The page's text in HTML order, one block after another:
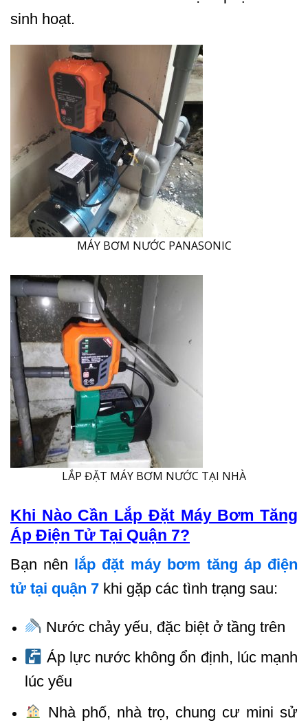
sinh hoạt.
MÁY BƠM NƯỚC PANASONIC
LẮP ĐẶT MÁY BƠM NƯỚC TẠI NHÀ
Khi Nào Cần Lắp Đặt Máy Bơm Tăng
Áp Điện Tử Tại Quận 7?
Bạn nên lắp đặt máy bơm tăng áp điện
tử tại quận 7 khi gặp các tình trạng sau:
Nước chảy yếu, đặc biệt ở tầng trên
Áp lực nước không ổn định, lúc mạnh
lúc yếu
Nhà phố, nhà trọ, chung cư mini sử